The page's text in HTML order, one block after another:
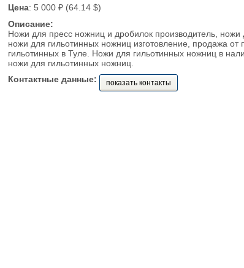
Цена: 5 000 ₽ (64.14 $)
Описание:
Ножи для пресс ножниц и дробилок производитель, ножи
ножи для гильотинных ножниц изготовление, продажа
гильотинных в Туле. Ножи для гильотинных ножниц в
ножи для гильотинных ножниц.
Контактные данные:
показать контакты